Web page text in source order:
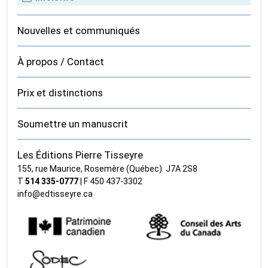
Nouvelles et communiqués
À propos / Contact
Prix et distinctions
Soumettre un manuscrit
Les Éditions Pierre Tisseyre
155, rue Maurice, Rosemère (Québec) J7A 2S8
T514 335‑0777 | F 450 437‑3302
info@edtisseyre.ca